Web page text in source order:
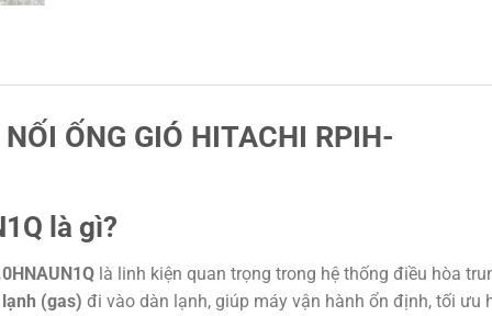
ỐNG GIÓ HITACHI RPIH-
là gì?
là linh kiện quan trọng trong hệ thống điều hòa
(gas) đi vào dàn lạnh, giúp máy vận hành ổn định, tối ưu